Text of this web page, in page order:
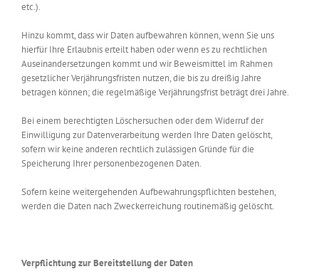
etc.).
Hinzu kommt, dass wir Daten aufbewahren können, wenn Sie uns
hierfür Ihre Erlaubnis erteilt haben oder wenn es zu rechtlichen
Auseinandersetzungen kommt und wir Beweismittel im Rahmen
gesetzlicher Verjährungsfristen nutzen, die bis zu dreißig Jahre
betragen können; die regelmäßige Verjährungsfrist beträgt drei Jahre.
Bei einem berechtigten Löschersuchen oder dem Widerruf der
Einwilligung zur Datenverarbeitung werden Ihre Daten gelöscht,
sofern wir keine anderen rechtlich zulässigen Gründe für die
Speicherung Ihrer personenbezogenen Daten.
Sofern keine weitergehenden Aufbewahrungspflichten bestehen,
werden die Daten nach Zweckerreichung routinemäßig gelöscht.
Verpflichtung zur Bereitstellung der Daten